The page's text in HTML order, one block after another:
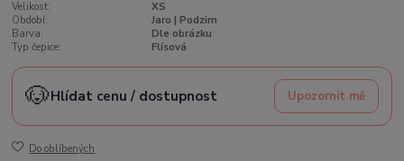
Velikost:
XS
Období:
Jaro | Podzim
Barva:
Dle obrázku
Typ čepice:
Flísová
🐶Hlídat cenu / dostupnost Upozornit mě
Do oblíbených